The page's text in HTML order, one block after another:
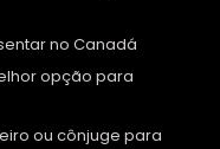
no Canadá
opção para
ou cônjuge para